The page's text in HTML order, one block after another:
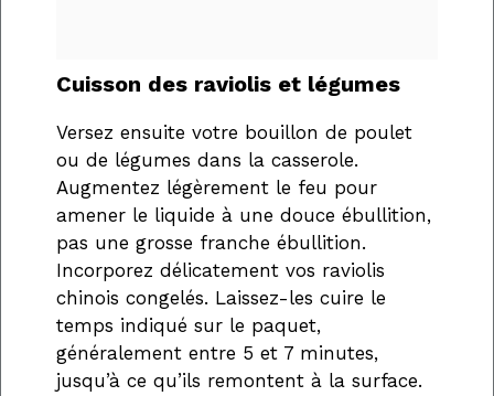
Cuisson des raviolis et légumes
Versez ensuite votre bouillon de poulet
ou de légumes dans la casserole.
Augmentez légèrement le feu pour
amener le liquide à une douce ébullition,
pas une grosse franche ébullition.
Incorporez délicatement vos raviolis
chinois congelés. Laissez-les cuire le
temps indiqué sur le paquet,
généralement entre 5 et 7 minutes,
jusqu’à ce qu’ils remontent à la surface.